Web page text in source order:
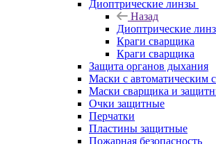
Диоптрические линзы
Назад
Диоптрические
Краги сварщика
Краги сварщика
Защита органов дыхания
Маски с автоматическим
Маски сварщика и
Очки защитные
Перчатки
Пластины защитные
Пожарная безопасность